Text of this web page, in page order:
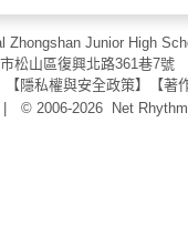
Zhongshan Junior High
松山區復興北路361巷7
【隱私權與安全政策】【著
| © 2006-2026
Net